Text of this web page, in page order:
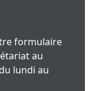
formulaire
au
lundi au